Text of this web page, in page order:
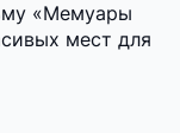
«Мемуары
мест для